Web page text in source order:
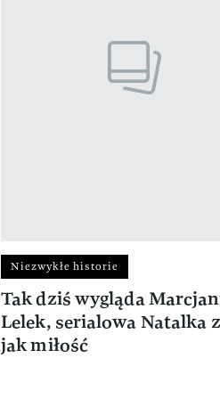
Niezwykłe historie
Tak dziś wygląda
Lelek, serialowa Natalka
jak miłość